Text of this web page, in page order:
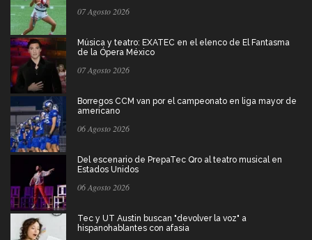
07 Agosto 2026
Música y teatro: EXATEC en el elenco de El Fantasma
de la Ópera México
07 Agosto 2026
Borregos CCM van por el campeonato en liga mayor de
americano
06 Agosto 2026
Del escenario de PrepaTec Qro al teatro musical en
Estados Unidos
06 Agosto 2026
Tec y UT Austin buscan "devolver la voz" a
hispanohablantes con afasia